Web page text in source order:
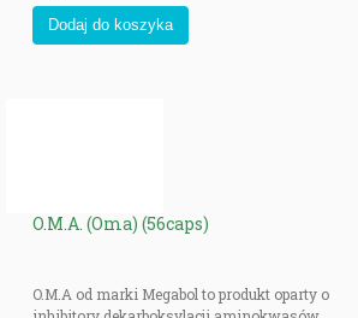
O.M.A. (Oma) (56caps)
O.M.A od marki Megabol to produkt oparty o